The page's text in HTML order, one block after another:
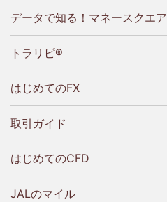
データで知る！マネースクエア
トラリピ®
はじめてのFX
取引ガイド
はじめてのCFD
JALのマイル